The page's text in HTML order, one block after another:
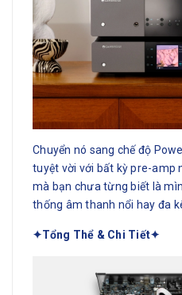
Chuyển nó sang chế độ
tuyệt vời với bất kỳ pre-amp
mà bạn chưa từng biết là
thống âm thanh nổi hay đa
✦Tổng Thể & Chi Tiết✦